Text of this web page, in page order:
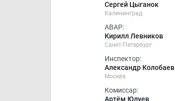
Сергей Цыганок
Калининград
АВАР:
Кирилл Левников
Санкт-Петербург
Инспектор:
Александр Колобаев
Москва
Комиссар:
Артём Юлуев